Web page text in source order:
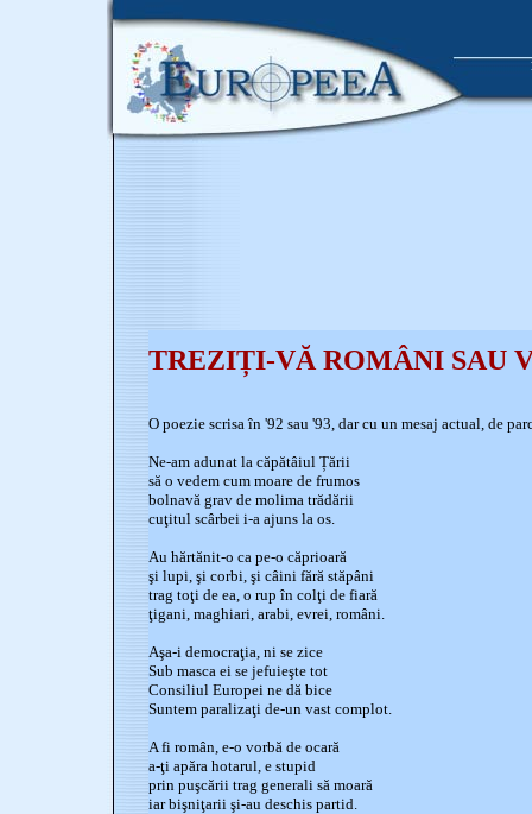
TREZIȚI-VĂ ROMÂNI SAU
O poezie scrisa în '92 sau '93, dar cu un mesaj actual, de
Ne-am adunat la căpătâiul Țării
să o vedem cum moare de frumos
bolnavă grav de molima trădării
cuţitul scârbei i-a ajuns la os.
Au hărtănit-o ca pe-o căprioară
şi lupi, şi corbi, şi câini fără stăpâni
trag toţi de ea, o rup în colţi de fiară
ţigani, maghiari, arabi, evrei, români.
Aşa-i democraţia, ni se zice
Sub masca ei se jefuieşte tot
Consiliul Europei ne dă bice
Suntem paralizaţi de-un vast complot.
A fi român, e-o vorbă de ocară
a-ţi apăra hotarul, e stupid
prin puşcării trag generali să moară
iar bişniţarii şi-au deschis partid.